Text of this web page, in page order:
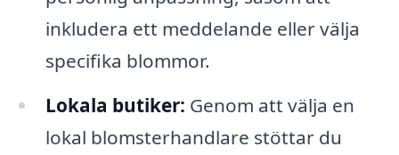
inkludera ett meddelande eller välja
specifika blommor.
Lokala butiker: Genom att välja en
lokal blomsterhandlare stöttar du